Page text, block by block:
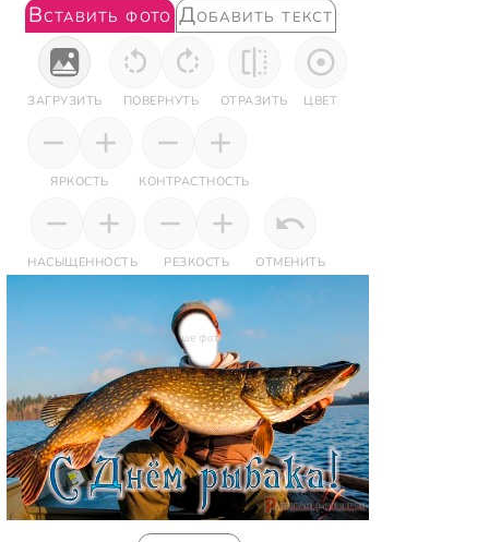
Вставить фото Добавить текст
ЗАГРУЗИТЬ ПОВЕРНУТЬ ОТРАЗИТЬ ЦВЕТ
ЯРКОСТЬ КОНТРАСТНОСТЬ
НАСЫЩЕННОСТЬ РЕЗКОСТЬ ОТМЕНИТЬ
Ваше фото